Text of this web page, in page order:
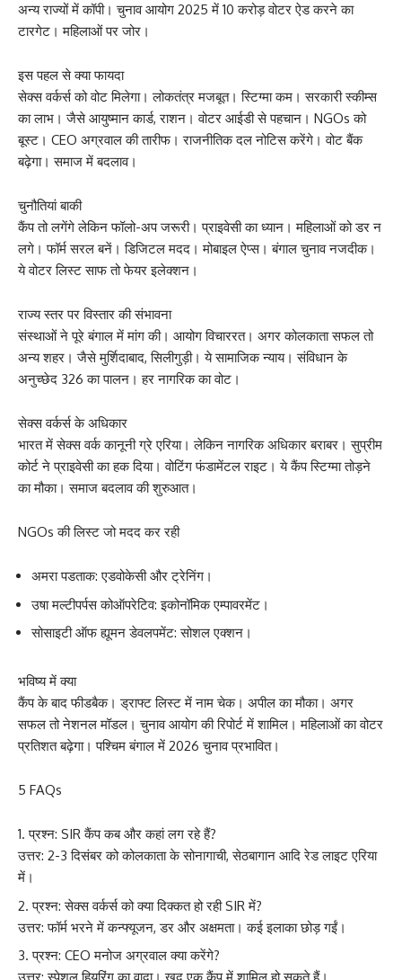
अन्य राज्यों में कॉपी। चुनाव आयोग 2025 में 10 करोड़ वोटर ऐड करने का
टारगेट। महिलाओं पर जोर।
इस पहल से क्या फायदा
सेक्स वर्कर्स को वोट मिलेगा। लोकतंत्र मजबूत। स्टिग्मा कम। सरकारी स्कीम्स
का लाभ। जैसे आयुष्मान कार्ड, राशन। वोटर आईडी से पहचान। NGOs को
बूस्ट। CEO अग्रवाल की तारीफ। राजनीतिक दल नोटिस करेंगे। वोट बैंक
बढ़ेगा। समाज में बदलाव।
चुनौतियां बाकी
कैंप तो लगेंगे लेकिन फॉलो-अप जरूरी। प्राइवेसी का ध्यान। महिलाओं को डर न
लगे। फॉर्म सरल बनें। डिजिटल मदद। मोबाइल ऐप्स। बंगाल चुनाव नजदीक।
ये वोटर लिस्ट साफ तो फेयर इलेक्शन।
राज्य स्तर पर विस्तार की संभावना
संस्थाओं ने पूरे बंगाल में मांग की। आयोग विचाररत। अगर कोलकाता सफल तो
अन्य शहर। जैसे मुर्शिदाबाद, सिलीगुड़ी। ये सामाजिक न्याय। संविधान के
अनुच्छेद 326 का पालन। हर नागरिक का वोट।
सेक्स वर्कर्स के अधिकार
भारत में सेक्स वर्क कानूनी ग्रे एरिया। लेकिन नागरिक अधिकार बराबर। सुप्रीम
कोर्ट ने प्राइवेसी का हक दिया। वोटिंग फंडामेंटल राइट। ये कैंप स्टिग्मा तोड़ने
का मौका। समाज बदलाव की शुरुआत।
NGOs की लिस्ट जो मदद कर रही
अमरा पडताक: एडवोकेसी और ट्रेनिंग।
उषा मल्टीपर्पस कोऑपरेटिव: इकोनॉमिक एम्पावरमेंट।
सोसाइटी ऑफ ह्यूमन डेवलपमेंट: सोशल एक्शन।
भविष्य में क्या
कैंप के बाद फीडबैक। ड्राफ्ट लिस्ट में नाम चेक। अपील का मौका। अगर
सफल तो नेशनल मॉडल। चुनाव आयोग की रिपोर्ट में शामिल। महिलाओं का वोटर
प्रतिशत बढ़ेगा। पश्चिम बंगाल में 2026 चुनाव प्रभावित।
5 FAQs
प्रश्न: SIR कैंप कब और कहां लग रहे हैं?
उत्तर: 2-3 दिसंबर को कोलकाता के सोनागाची, सेठबागान आदि रेड लाइट एरिया
में।
प्रश्न: सेक्स वर्कर्स को क्या दिक्कत हो रही SIR में?
उत्तर: फॉर्म भरने में कन्फ्यूजन, डर और अक्षमता। कई इलाका छोड़ गईं।
प्रश्न: CEO मनोज अग्रवाल क्या करेंगे?